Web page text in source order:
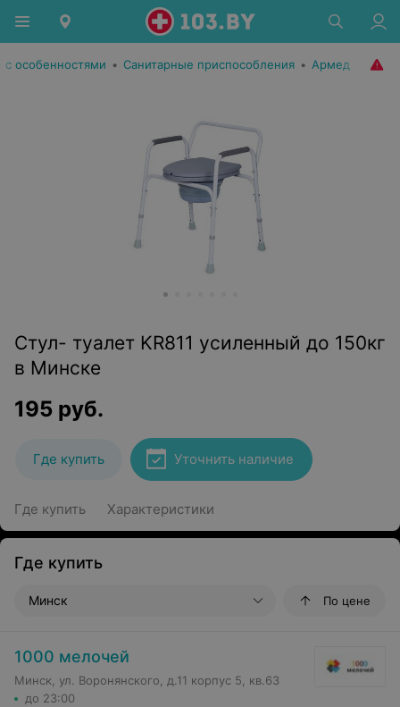
особенностями • Санитарные приспособления • Армед
Стул- туалет KR811 усиленный до 150кг
в Минске
195 руб.
Где купить Уточнить наличие
Где купить Характеристики
Где купить
Минск По цене
1000 мелочей
Минск, ул. Воронянского, д.11 корпус 5, кв.63
до 23:00